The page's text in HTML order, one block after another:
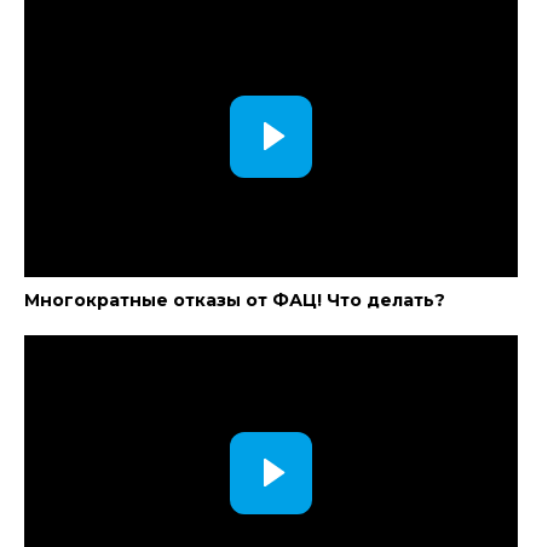
Многократные отказы от ФАЦ! Что делать?